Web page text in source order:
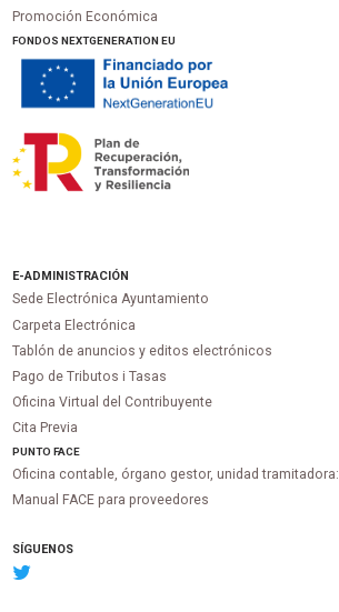
Promoción Económica
FONDOS NEXTGENERATION EU
E-ADMINISTRACIÓN
Sede Electrónica Ayuntamiento
Carpeta Electrónica
Tablón de anuncios y editos electrónicos
Pago de Tributos i Tasas
Oficina Virtual del Contribuyente
Cita Previa
PUNTOFACE
Oficina contable, órgano gestor, unidad tramitadora:
Manual FACE para proveedores
SÍGUENOS